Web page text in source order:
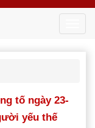
tố ngày 23-
yếu thế